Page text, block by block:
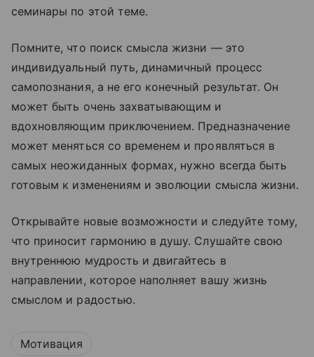
семинары по этой теме.
Помните, что поиск смысла жизни — это
индивидуальный путь, динамичный процесс
самопознания, а не его конечный результат. Он
может быть очень захватывающим и
вдохновляющим приключением. Предназначение
может меняться со временем и проявляться в
самых неожиданных формах, нужно всегда быть
готовым к изменениям и эволюции смысла жизни.
Открывайте новые возможности и следуйте тому,
что приносит гармонию в душу. Слушайте свою
внутреннюю мудрость и двигайтесь в
направлении, которое наполняет вашу жизнь
смыслом и радостью.
Мотивация